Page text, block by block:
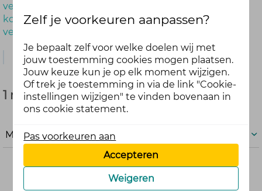
veerkracht challenge B2B
koers op het nieuwe normaal
veerkracht van het team
Reactie
1 reacties
Meer
Zelf je voorkeuren aanpassen?
Je bepaalt zelf voor welke doelen wij met
jouw toestemming cookies mogen plaatsen.
Jouw keuze kun je op elk moment wijzigen.
Of trek je toestemming in via de link "Cookie-
instellingen wijzigen" te vinden bovenaan in
ons cookie statement.
Pas voorkeuren aan
Accepteren
Weigeren